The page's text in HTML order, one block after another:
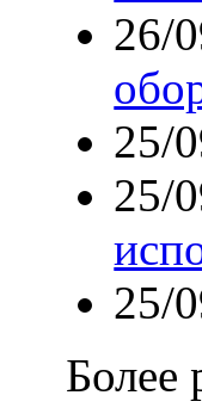
26/
25/
25/
25/
Более